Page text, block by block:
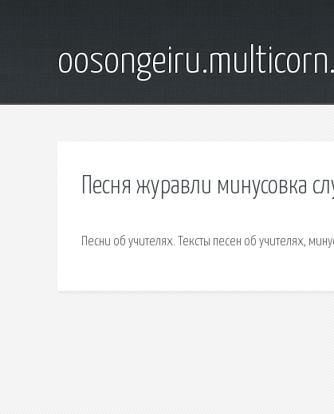
Песня журавли минусовка
Песни об учителях. Тексты песен об учителях,